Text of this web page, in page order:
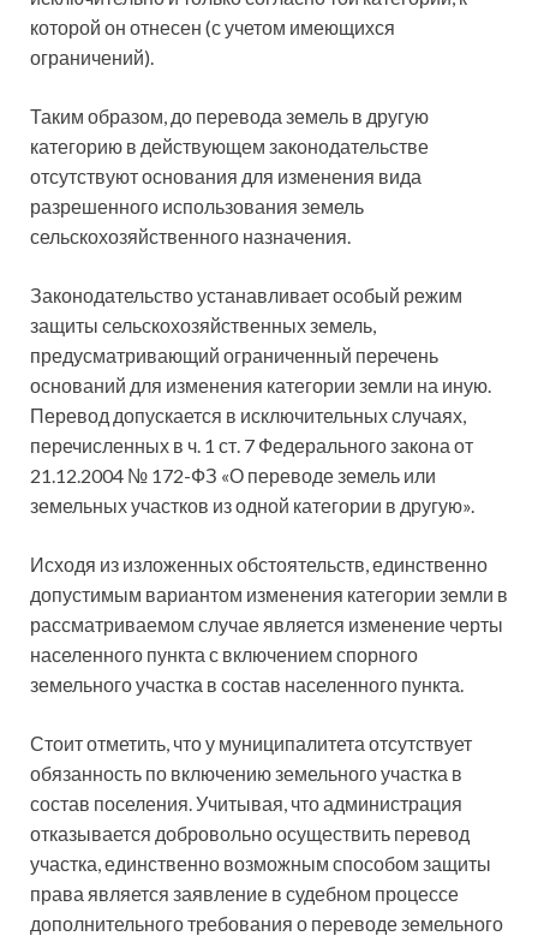
которой он отнесен (с учетом имеющихся
ограничений).
Таким образом, до перевода земель в другую
категорию в действующем законодательстве
отсутствуют основания для изменения вида
разрешенного использования земель
сельскохозяйственного назначения.
Законодательство устанавливает особый режим
защиты сельскохозяйственных земель,
предусматривающий ограниченный перечень
оснований для изменения категории земли на иную.
Перевод допускается в исключительных случаях,
перечисленных в ч. 1 ст. 7 Федерального закона от
21.12.2004 № 172-ФЗ «О переводе земель или
земельных участков из одной категории в другую».
Исходя из изложенных обстоятельств, единственно
допустимым вариантом изменения категории земли в
рассматриваемом случае является изменение черты
населенного пункта с включением спорного
земельного участка в состав населенного пункта.
Стоит отметить, что у муниципалитета отсутствует
обязанность по включению земельного участка в
состав поселения. Учитывая, что администрация
отказывается добровольно осуществить перевод
участка, единственно возможным способом защиты
права является заявление в судебном процессе
дополнительного требования о переводе земельного